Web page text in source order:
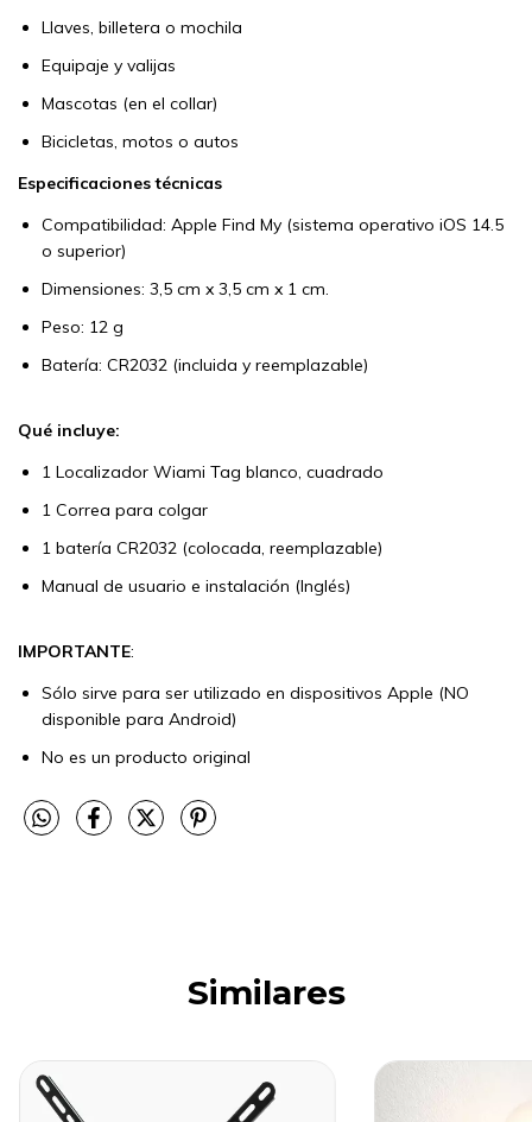
Llaves, billetera o mochila
Equipaje y valijas
Mascotas (en el collar)
Bicicletas, motos o autos
Especificaciones técnicas
Compatibilidad: Apple Find My (sistema operativo iOS 14.5
o superior)
Dimensiones: 3,5 cm x 3,5 cm x 1 cm.
Peso: 12 g
Batería: CR2032 (incluida y reemplazable)
Qué incluye:
1 Localizador Wiami Tag blanco, cuadrado
1 Correa para colgar
1 batería CR2032 (colocada, reemplazable)
Manual de usuario e instalación (Inglés)
IMPORTANTE:
Sólo sirve para ser utilizado en dispositivos Apple (NO
disponible para Android)
No es un producto original
Similares